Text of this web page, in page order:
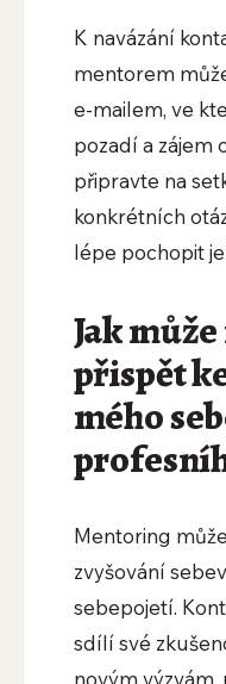
K navázání
mentorem
e-mailem, ve
pozadí a zájem
připravte na
konkrétních
lépe pochopit
Jak
přispět
mého
Mentoring
zvyšování
sebepojetí.
sdílí své
novým